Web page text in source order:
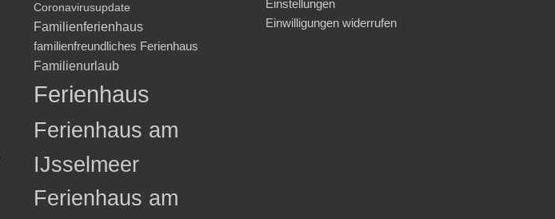
Coronavirusupdate
Familienferienhaus
familienfreundliches Ferienhaus
Familienurlaub
Ferienhaus
Ferienhaus am
IJsselmeer
Ferienhaus am
Einstellungen
Einwilligungen widerrufen